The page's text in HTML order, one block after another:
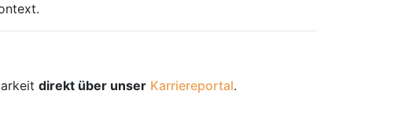
direkt über unser Karriereportal.